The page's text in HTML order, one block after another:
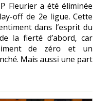
Fleurier a été éliminée
off de 2e ligue. Cette
dans l’esprit du
la fierté d’abord, car
de zéro et un
Mais aussi une part